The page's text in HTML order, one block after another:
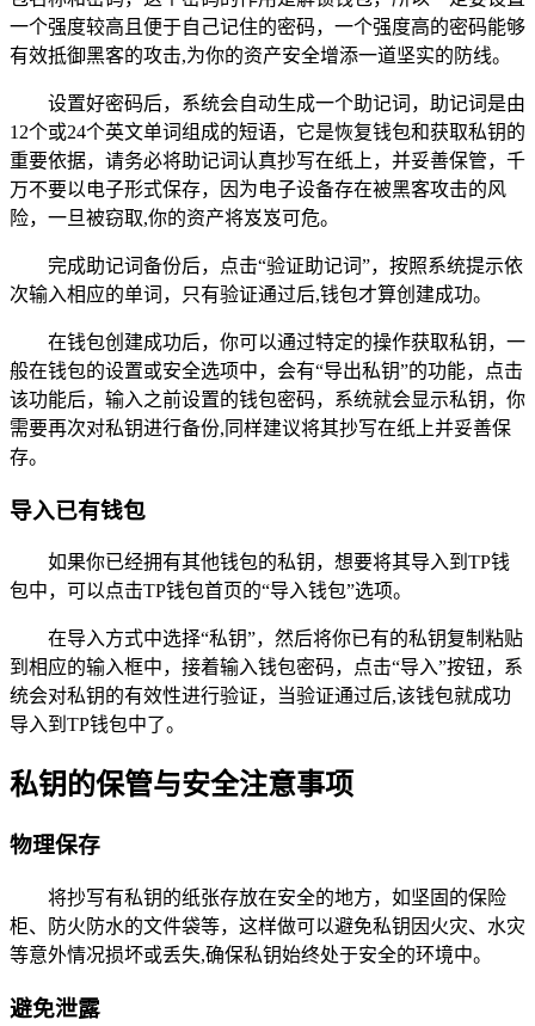
一个强度较高且便于自己记住的密码，一个强度高的密码能够
有效抵御黑客的攻击,为你的资产安全增添一道坚实的防线。
设置好密码后，系统会自动生成一个助记词，助记词是由
12个或24个英文单词组成的短语，它是恢复钱包和获取私钥的
重要依据，请务必将助记词认真抄写在纸上，并妥善保管，千
万不要以电子形式保存，因为电子设备存在被黑客攻击的风
险，一旦被窃取,你的资产将岌岌可危。
完成助记词备份后，点击“验证助记词”，按照系统提示依
次输入相应的单词，只有验证通过后,钱包才算创建成功。
在钱包创建成功后，你可以通过特定的操作获取私钥，一
般在钱包的设置或安全选项中，会有“导出私钥”的功能，点击
该功能后，输入之前设置的钱包密码，系统就会显示私钥，你
需要再次对私钥进行备份,同样建议将其抄写在纸上并妥善保
存。
导入已有钱包
如果你已经拥有其他钱包的私钥，想要将其导入到TP钱
包中，可以点击TP钱包首页的“导入钱包”选项。
在导入方式中选择“私钥”，然后将你已有的私钥复制粘贴
到相应的输入框中，接着输入钱包密码，点击“导入”按钮，系
统会对私钥的有效性进行验证，当验证通过后,该钱包就成功
导入到TP钱包中了。
私钥的保管与安全注意事项
物理保存
将抄写有私钥的纸张存放在安全的地方，如坚固的保险
柜、防火防水的文件袋等，这样做可以避免私钥因火灾、水灾
等意外情况损坏或丢失,确保私钥始终处于安全的环境中。
避免泄露